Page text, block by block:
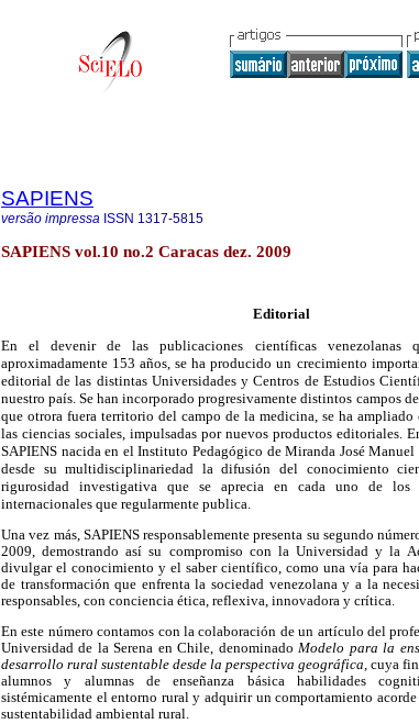
SAPIENS
versão impressa ISSN 1317-5815
SAPIENS vol.10 no.2 Caracas dez. 2009
Editorial
En el devenir de las publicaciones científicas venezolanas
aproximadamente 153 años, se ha producido un crecimiento
editorial de las distintas Universidades y Centros de Estudios
nuestro país. Se han incorporado progresivamente distintos campos
que otrora fuera territorio del campo de la medicina, se ha
las ciencias sociales, impulsadas por nuevos productos editoriales.
SAPIENS nacida en el Instituto Pedagógico de Miranda José
desde su multidisciplinariedad la difusión del conocimiento
rigurosidad investigativa que se aprecia en cada uno de los
internacionales que regularmente publica.
Una vez más, SAPIENS responsablemente presenta su segundo
2009, demostrando así su compromiso con la Universidad y la
divulgar el conocimiento y el saber científico, como una vía para
de transformación que enfrenta la sociedad venezolana y a la
responsables, con conciencia ética, reflexiva, innovadora y crítica.
En este número contamos con la colaboración de un artículo del
Universidad de la Serena en Chile, denominadoModelo para la
desarrollo rural sustentable desde la perspectiva geográfica, cuya
alumnos y alumnas de enseñanza básica habilidades
sistémicamente el entorno rural y adquirir un comportamiento
sustentabilidad ambiental rural.